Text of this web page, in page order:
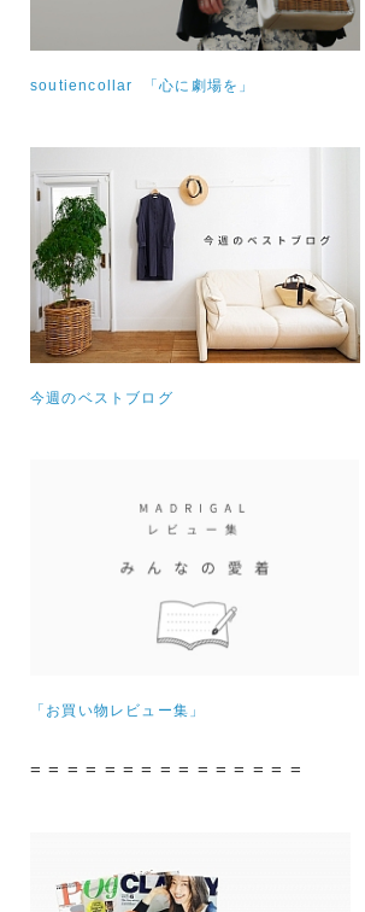
soutiencollar 「心に劇場を」
今週のベストブログ
「お買い物レビュー集」
= = = = = = = = = = = = = = =